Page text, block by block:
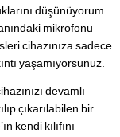
düşünüyorum.
mikrofonu
cihazınıza sadece
yaşamıyorsunuz.
devamlı
çıkarılabilen bir
kendi kılıfını